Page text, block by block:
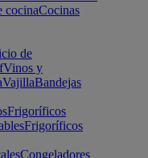
cocinaCocinas
de
Vinos y
VajillaBandejas
Frigoríficos
Frigoríficos
Congeladores